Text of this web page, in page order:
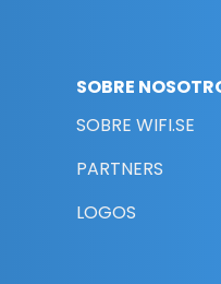
SOBRE
SOBRE WIFI.SE
PARTNERS
LOGOS